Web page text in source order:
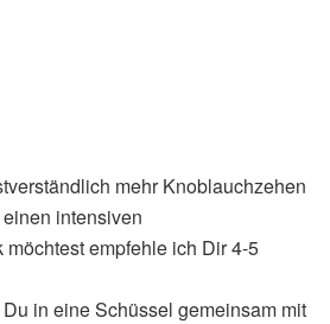
mehr Knoblauchzehen
intensiven
empfehle ich Dir 4-5
in eine Schüssel gemeinsam mit